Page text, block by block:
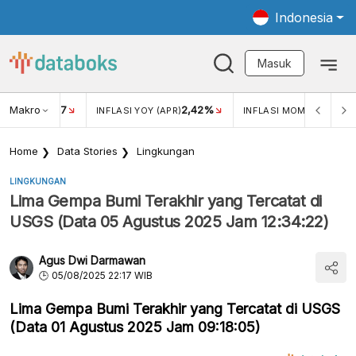
Indonesia
Masuk
Makro
USD/IDR 17 INFLASI YOY (APR)2,42% INFLASI MOM (MAR)
Home Data Stories Lingkungan
LINGKUNGAN
Lima Gempa Bumi Terakhir yang Tercatat di
USGS (Data 05 Agustus 2025 Jam 12:34:22)
Agus Dwi Darmawan
05/08/2025 22:17 WIB
Lima Gempa Bumi Terakhir yang Tercatat di USGS
(Data 01 Agustus 2025 Jam 09:18:05)